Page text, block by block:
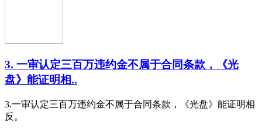
3. 一审认定三百万违约金不属于合同条款，《光
盘》能证明相..
3.一审认定三百万违约金不属于合同条款，《光盘》能证明相
反。